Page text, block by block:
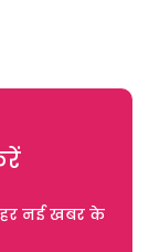
नई खबर के